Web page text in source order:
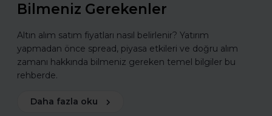
Bilmeniz Gerekenler
Altın alım satım fiyatları nasıl belirlenir? Yatırım
yapmadan önce spread, piyasa etkileri ve doğru alım
zamanı hakkında bilmeniz gereken temel bilgiler bu
rehberde.
Daha fazla oku